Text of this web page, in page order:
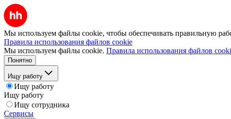
Мы используем файлы cookie, чтобы обеспечивать правильную
Правила использования файлов cookie
Мы используем файлы cookie. Правила использования файлов
Понятно
Ищу работу
Ищу работу
Ищу работу
Ищу сотрудника
Сервисы